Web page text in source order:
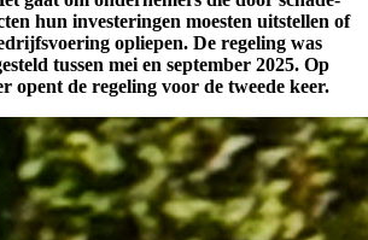
hun investeringen moesten uitstellen of
opliepen. De regeling was
tussen mei en september 2025. Op
opent de regeling voor de tweede keer.